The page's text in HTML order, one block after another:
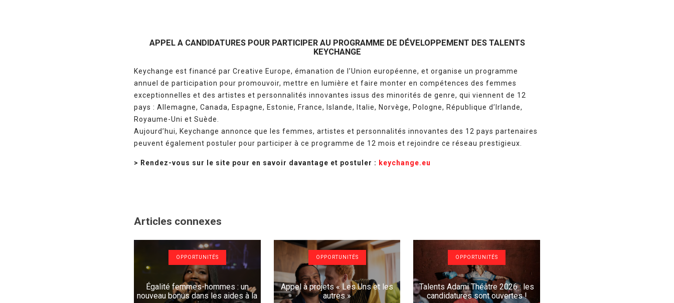
APPEL A CANDIDATURES POUR PARTICIPER AU PROGRAMME DE DÉVELOPPEMENT DES TALENTS
KEYCHANGE
Keychange est financé par Creative Europe, émanation de l’Union européenne, et organise un programme
annuel de participation pour promouvoir, mettre en lumière et faire monter en compétences des femmes
exceptionnelles et des artistes et personnalités innovantes issus des minorités de genre, qui viennent de 12
pays : Allemagne, Canada, Espagne, Estonie, France, Islande, Italie, Norvège, Pologne, République d’Irlande,
Royaume-Uni et Suède.
Aujourd’hui, Keychange annonce que les femmes, artistes et personnalités innovantes des 12 pays partenaires
peuvent également postuler pour participer à ce programme de 12 mois et rejoindre ce réseau prestigieux.
> Rendez-vous sur le site pour en savoir davantage et postuler : keychange.eu
Articles connexes
OPPORTUNITÉS
Égalité femmes-hommes : un
nouveau bonus dans les aides à la
OPPORTUNITÉS
Appel à projets « Les Uns et les
autres »
OPPORTUNITÉS
Talents Adami Théâtre 2026 : les
candidatures sont ouvertes !